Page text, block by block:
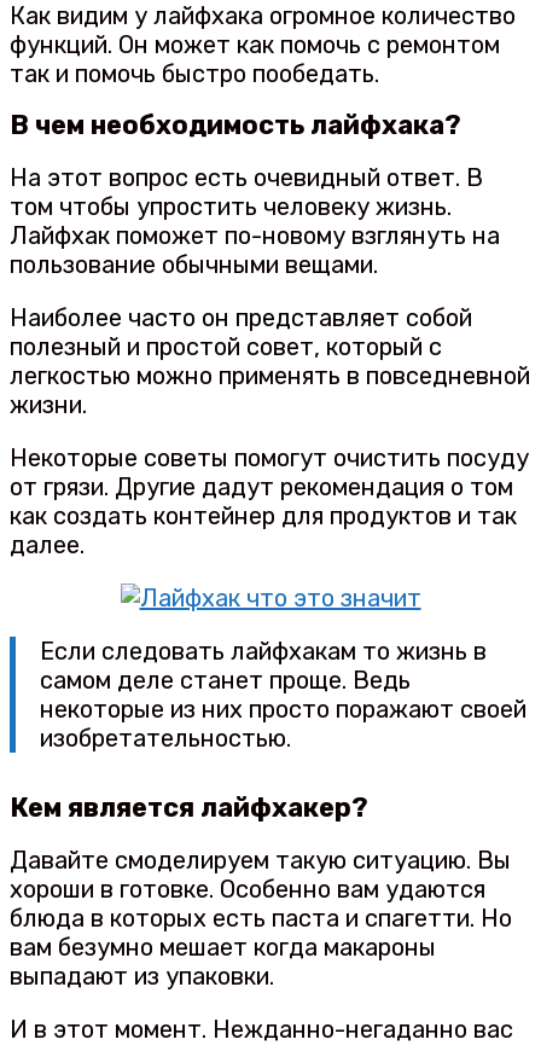
Как видим у лайфхака огромное количество
функций. Он может как помочь с ремонтом
так и помочь быстро пообедать.
В чем необходимость лайфхака?
На этот вопрос есть очевидный ответ. В
том чтобы упростить человеку жизнь.
Лайфхак поможет по-новому взглянуть на
пользование обычными вещами.
Наиболее часто он представляет собой
полезный и простой совет, который с
легкостью можно применять в повседневной
жизни.
Некоторые советы помогут очистить посуду
от грязи. Другие дадут рекомендация о том
как создать контейнер для продуктов и так
далее.
Если следовать лайфхакам то жизнь в
самом деле станет проще. Ведь
некоторые из них просто поражают своей
изобретательностью.
Кем является лайфхакер?
Давайте смоделируем такую ситуацию. Вы
хороши в готовке. Особенно вам удаются
блюда в которых есть паста и спагетти. Но
вам безумно мешает когда макароны
выпадают из упаковки.
И в этот момент. Нежданно-негаданно вас